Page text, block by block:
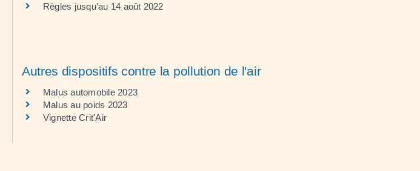
Règles jusqu'au 14 août 2022
Autres dispositifs contre la pollution de l'air
Malus automobile 2023
Malus au poids 2023
Vignette Crit'Air